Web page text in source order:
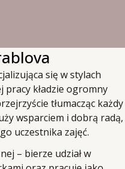
się w stylach
pracy kładzie ogromny
tłumacząc każdy
wsparciem i dobrą radą,
uczestnika zajęć.
– bierze udział w